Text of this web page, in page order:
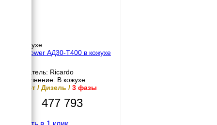
В кожухе
EcoPower АД30-T400 в кожухе
Двигатель: Ricardo
Исполнение: В кожухе
30 кВт / Дизель / 3 фазы
477 793